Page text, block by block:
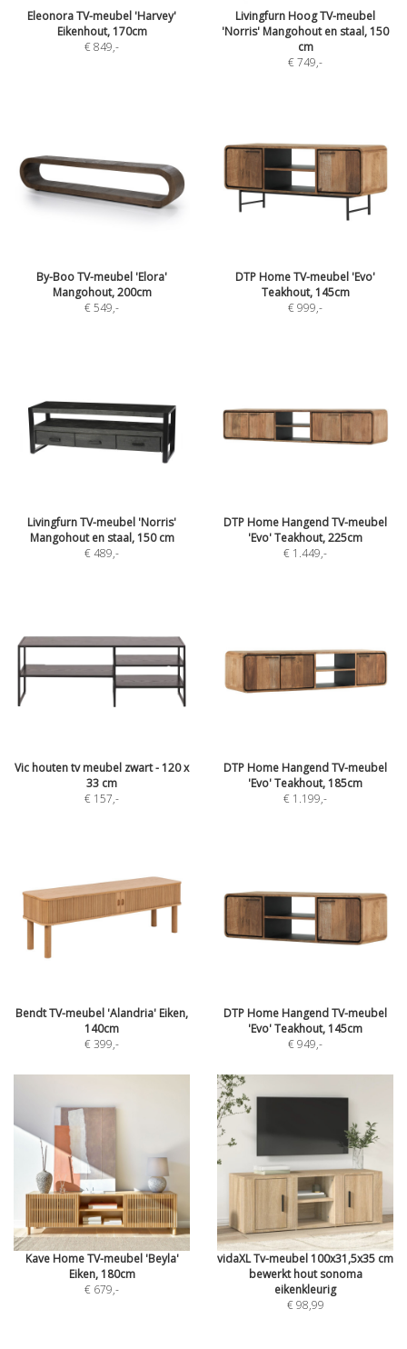
Eleonora TV-meubel 'Harvey'
Eikenhout, 170cm
€ 849,-
Livingfurn Hoog TV-meubel
'Norris' Mangohout en staal, 150
cm
€ 749,-
By-Boo TV-meubel 'Elora'
Mangohout, 200cm
€ 549,-
DTP Home TV-meubel 'Evo'
Teakhout, 145cm
€ 999,-
Livingfurn TV-meubel 'Norris'
Mangohout en staal, 150 cm
€ 489,-
DTP Home Hangend TV-meubel
'Evo' Teakhout, 225cm
€ 1.449,-
Vic houten tv meubel zwart - 120 x
33 cm
€ 157,-
DTP Home Hangend TV-meubel
'Evo' Teakhout, 185cm
€ 1.199,-
Bendt TV-meubel 'Alandria' Eiken,
140cm
€ 399,-
DTP Home Hangend TV-meubel
'Evo' Teakhout, 145cm
€ 949,-
Kave Home TV-meubel 'Beyla'
Eiken, 180cm
€ 679,-
vidaXL Tv-meubel 100x31,5x35 cm
bewerkt hout sonoma
eikenkleurig
€ 98,99